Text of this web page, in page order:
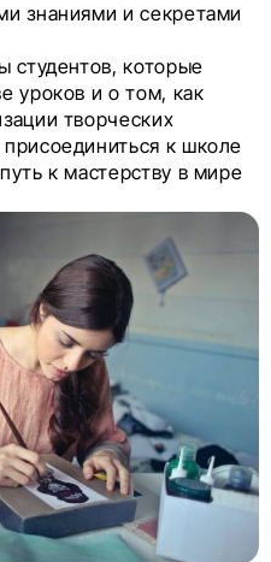
знаниями и секретами
студентов, которые
уроков и о том, как
творческих
к школе
к мастерству в мире